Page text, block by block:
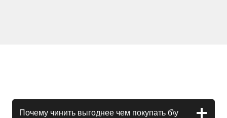
Почему чинить выгоднее чем покупать б\у